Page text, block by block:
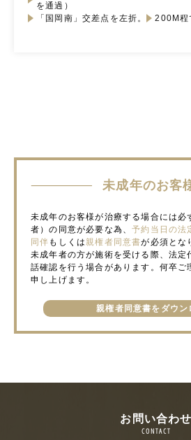
を通過）
「国岡南」交差点を左折。
200M程
未成年のお客
未成年のお客様が治療する場合には必
者）の同意が必要な為、予約当日の法
同伴 もしくは親権者同意書が必須とな
未成年者の方が施術を受ける際、法定
話確認を行う場合があります。何卒ご
申し上げます。
親権者同意書をダウン
お問い合わせ
CONTACT